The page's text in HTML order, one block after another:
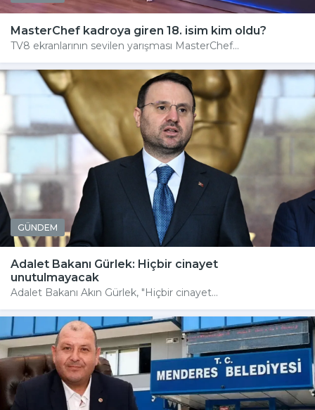
MasterChef kadroya giren 18. isim kim oldu?
TV8 ekranlarının sevilen yarışması MasterChef...
GÜNDEM
Adalet Bakanı Gürlek: Hiçbir cinayet
unutulmayacak
Adalet Bakanı Akın Gürlek, "Hiçbir cinayet...